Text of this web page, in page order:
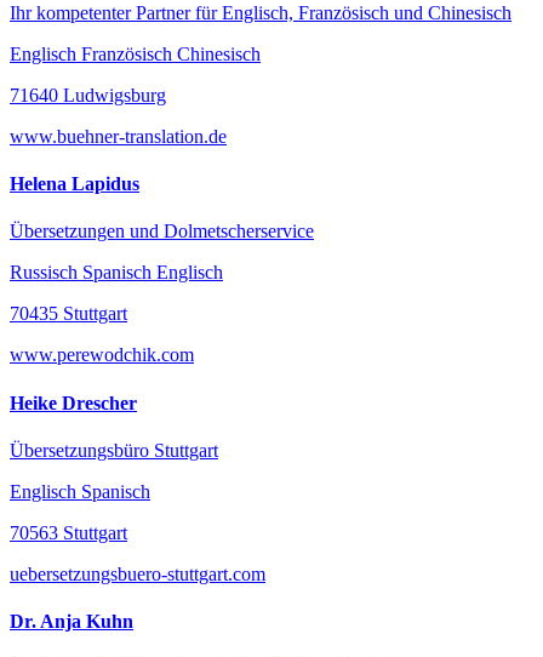
Ihr kompetenter Partner für Englisch, Französisch und Chinesisch
Englisch Französisch Chinesisch
71640 Ludwigsburg
www.buehner-translation.de
Helena Lapidus
Übersetzungen und Dolmetscherservice
Russisch Spanisch Englisch
70435 Stuttgart
www.perewodchik.com
Heike Drescher
Übersetzungsbüro Stuttgart
Englisch Spanisch
70563 Stuttgart
uebersetzungsbuero-stuttgart.com
Dr. Anja Kuhn